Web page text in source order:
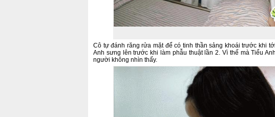
Cô tự đánh răng rửa mặt để có tinh thần sảng khoái trước khi
Anh sưng lên trước khi làm phẫu thuật lần 2. Vì thế mà Tiểu
người không nhìn thấy.